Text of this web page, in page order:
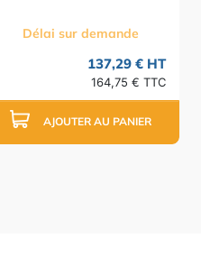
Délai sur demande
137,29 € HT
164,75 € TTC
AJOUTER AU PANIER